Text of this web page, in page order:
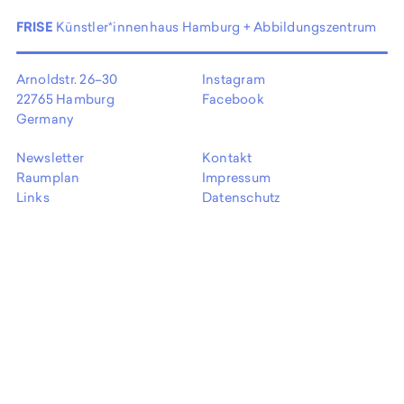
FRISE Künstler*innenhaus Hamburg + Abbildungszentrum
Arnoldstr. 26–30
22765 Hamburg
Germany
Instagram
Facebook
Newsletter
Raumplan
Links
Kontakt
Impressum
Datenschutz